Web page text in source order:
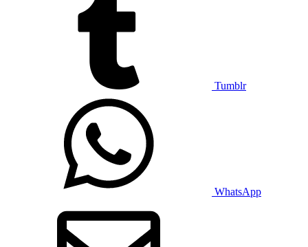
Tumblr
WhatsApp